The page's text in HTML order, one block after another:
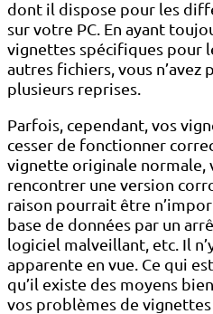
dont il dispose pour les
sur votre PC. En ayant
vignettes spécifiques pour
autres fichiers, vous n’avez
plusieurs reprises.
Parfois, cependant, vos
cesser de fonctionner
vignette originale normale,
rencontrer une version
raison pourrait être
base de données par un
logiciel malveillant, etc. Il
apparente en vue. Ce qui
qu’il existe des moyens
vos problèmes de vignettes